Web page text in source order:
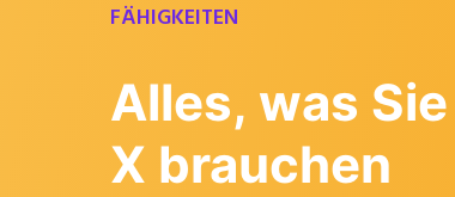
FÄHIGKEITEN
Alles, was
X brauchen